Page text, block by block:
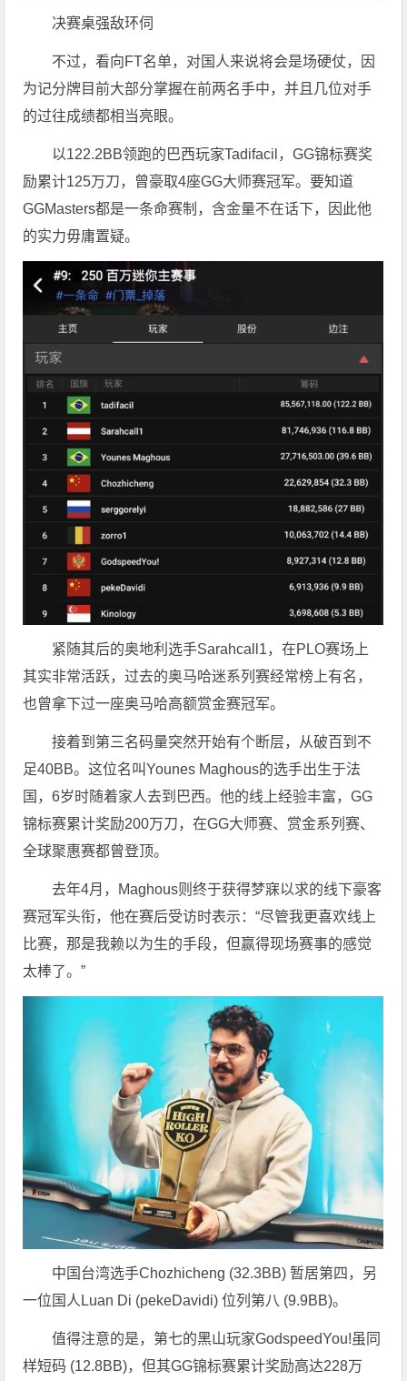
决赛桌强敌环伺
不过，看向FT名单，对国人来说将会是场硬仗，因
为记分牌目前大部分掌握在前两名手中，并且几位对手
的过往成绩都相当亮眼。
以122.2BB领跑的巴西玩家Tadifacil，GG锦标赛奖
励累计125万刀，曾豪取4座GG大师赛冠军。要知道
GGMasters都是一条命赛制，含金量不在话下，因此他
的实力毋庸置疑。
紧随其后的奥地利选手Sarahcall1，在PLO赛场上
其实非常活跃，过去的奥马哈迷系列赛经常榜上有名，
也曾拿下过一座奥马哈高额赏金赛冠军。
接着到第三名码量突然开始有个断层，从破百到不
足40BB。这位名叫Younes Maghous的选手出生于法
国，6岁时随着家人去到巴西。他的线上经验丰富，GG
锦标赛累计奖励200万刀，在GG大师赛、赏金系列赛、
全球聚惠赛都曾登顶。
去年4月，Maghous则终于获得梦寐以求的线下豪客
赛冠军头衔，他在赛后受访时表示：“尽管我更喜欢线上
比赛，那是我赖以为生的手段，但赢得现场赛事的感觉
太棒了。”
中国台湾选手Chozhicheng (32.3BB) 暂居第四，另
一位国人Luan Di (pekeDavidi) 位列第八 (9.9BB)。
值得注意的是，第七的黑山玩家GodspeedYou!虽同
样短码 (12.8BB)，但其GG锦标赛累计奖励高达228万